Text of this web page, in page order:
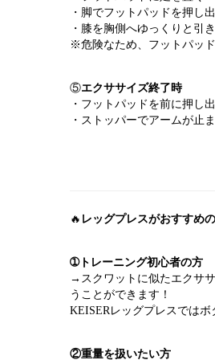
・脚でフットパッドを押し
・膝を胸側へゆっくりと引
※危険なため、フットパッ
⑤エクササイズ終了時
・フットパッドを前に押し
・ストッパーでアームが止
🔥 レッグプレスがおすすめ
➀トレーニング初心者の方
→スクワットに似たエクサ
うことができます！
KEISERレッグプレスでは
②重量を扱いたい方